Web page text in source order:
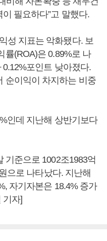
필요하다”고 말했다.
성 지표는 악화됐다. 보
률(ROA)은 0.89%로 나
포인트 낮아졌다.
순이익이 차지하는 비중
인데 지난해 상반기보다
기준으로 1002조1983억
으로 나타났다. 지난해
자기자본은 18.4% 증가
기자]